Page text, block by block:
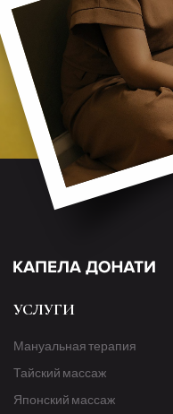
УСЛУГИ
Мануальная терапия
Тайский массаж
Японский массаж